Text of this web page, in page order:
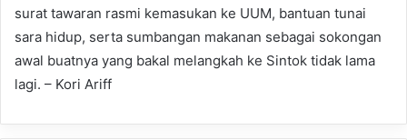
surat tawaran rasmi kemasukan ke UUM, bantuan tunai
sara hidup, serta sumbangan makanan sebagai sokongan
awal buatnya yang bakal melangkah ke Sintok tidak lama
lagi. – Kori Ariff